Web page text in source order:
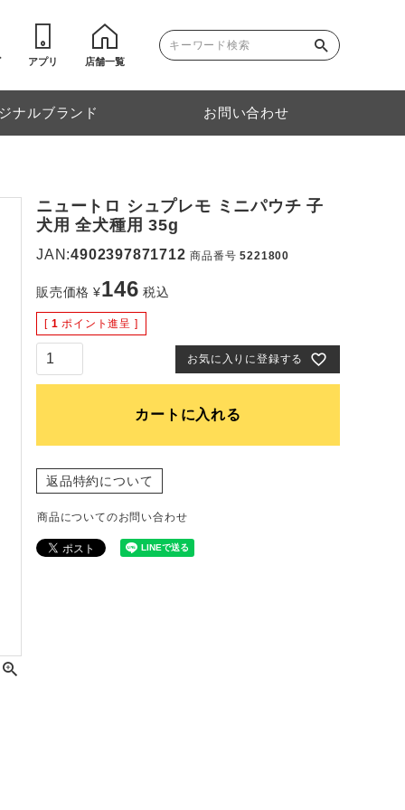
アプリ 店舗一覧
ナルブランド お問い合わせ
ニュートロ シュプレモ ミニパウチ 子
犬用 全犬種用 35g
JAN:4902397871712 商品番号 5221800
販売価格 ¥146 税込
[ 1 ポイント進呈 ]
お気に入りに登録する
カートに入れる
返品特約について
商品についてのお問い合わせ